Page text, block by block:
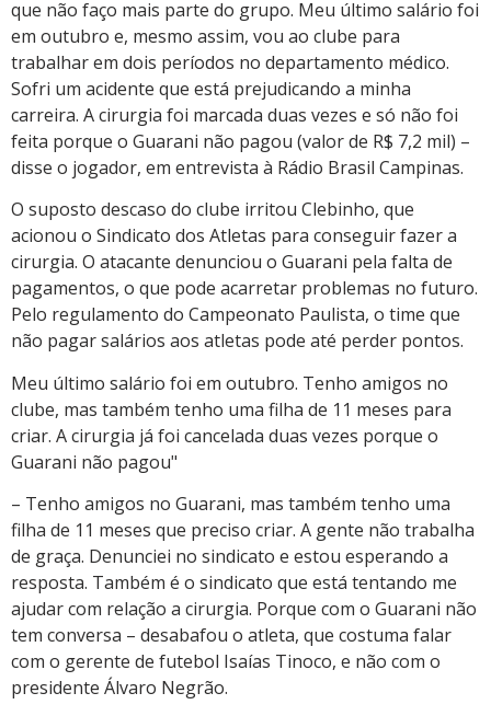
que não faço mais parte do grupo. Meu último salário foi
em outubro e, mesmo assim, vou ao clube para
trabalhar em dois períodos no departamento médico.
Sofri um acidente que está prejudicando a minha
carreira. A cirurgia foi marcada duas vezes e só não foi
feita porque o Guarani não pagou (valor de R$ 7,2 mil) –
disse o jogador, em entrevista à Rádio Brasil Campinas.
O suposto descaso do clube irritou Clebinho, que
acionou o Sindicato dos Atletas para conseguir fazer a
cirurgia. O atacante denunciou o Guarani pela falta de
pagamentos, o que pode acarretar problemas no futuro.
Pelo regulamento do Campeonato Paulista, o time que
não pagar salários aos atletas pode até perder pontos.
Meu último salário foi em outubro. Tenho amigos no
clube, mas também tenho uma filha de 11 meses para
criar. A cirurgia já foi cancelada duas vezes porque o
Guarani não pagou"
– Tenho amigos no Guarani, mas também tenho uma
filha de 11 meses que preciso criar. A gente não trabalha
de graça. Denunciei no sindicato e estou esperando a
resposta. Também é o sindicato que está tentando me
ajudar com relação a cirurgia. Porque com o Guarani não
tem conversa – desabafou o atleta, que costuma falar
com o gerente de futebol Isaías Tinoco, e não com o
presidente Álvaro Negrão.